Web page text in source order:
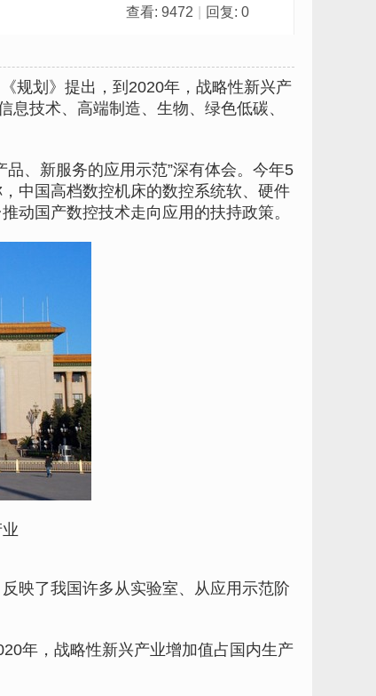
查看: 9472 回复: 0
规划》提出，到2020年，战略性新兴产
技术、高端制造、生物、绿色低碳、
、新服务的应用示范”深有体会。今年5
中国高档数控机床的数控系统软、硬件
动国产数控技术走向应用的扶持政策。
映了我国许多从实验室、从应用示范阶
年，战略性新兴产业增加值占国内生产